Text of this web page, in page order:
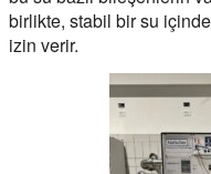
birlikte, stabil bir su
izin verir.